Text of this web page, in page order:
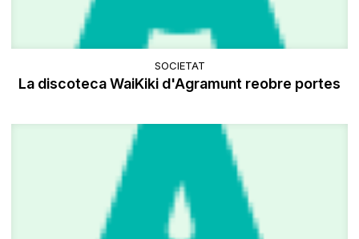
SOCIETAT
La discoteca WaiKiki d'Agramunt reobre portes